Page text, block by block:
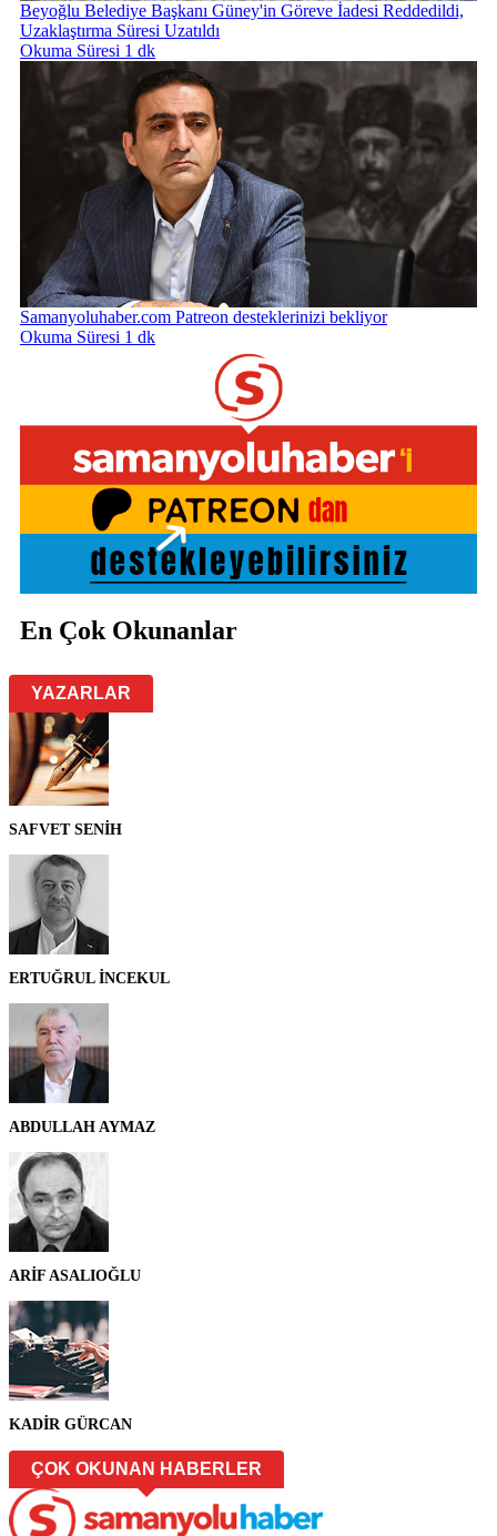
Beyoğlu Belediye Başkanı Güney'in Göreve İadesi Reddedildi,
Uzaklaştırma Süresi Uzatıldı
Okuma Süresi 1 dk
Samanyoluhaber.com Patreon desteklerinizi bekliyor
Okuma Süresi 1 dk
En Çok Okunanlar
YAZARLAR
SAFVET SENİH
ERTUĞRUL İNCEKUL
ABDULLAH AYMAZ
ARİF ASALIOĞLU
KADİR GÜRCAN
ÇOK OKUNAN HABERLER